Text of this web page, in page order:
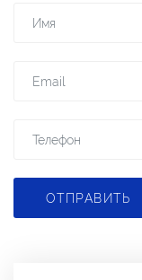
ОТПРАВИТЬ